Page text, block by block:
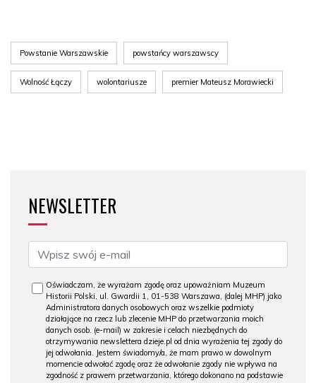
Powstanie Warszawskie powstańcy warszawscy
Wolność Łączy wolontariusze premier Mateusz Morawiecki
NEWSLETTER
Oświadczam, że wyrażam zgodę oraz upoważniam Muzeum
Historii Polski, ul. Gwardii 1, 01-538 Warszawa, (dalej MHP) jako
Administratora danych osobowych oraz wszelkie podmioty
działające na rzecz lub zlecenie MHP do przetwarzania moich
danych osob. (e-mail) w zakresie i celach niezbędnych do
otrzymywania newslettera dzieje.pl od dnia wyrażenia tej zgody do
jej odwołania. Jestem świadomy/a, że mam prawo w dowolnym
momencie odwołać zgodę oraz że odwołanie zgody nie wpływa na
zgodność z prawem przetwarzania, którego dokonano na podstawie